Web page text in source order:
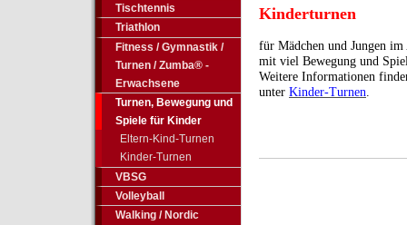
Tischtennis
Triathlon
Fitness / Gymnastik /
Turnen / Zumba® -
Erwachsene
Turnen, Bewegung und
Spiele für Kinder
Eltern-Kind-Turnen
Kinder-Turnen
VBSG
Volleyball
Walking / Nordic
Kinderturnen
für Mädchen und Jungen
mit viel Bewegung und
Weitere Informationen
unter Kinder-Turnen.